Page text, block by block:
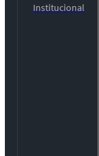
Institucional